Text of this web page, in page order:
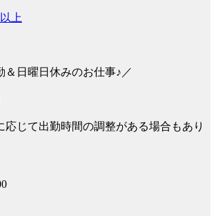
上
＆日曜日休みのお仕事♪／
じて出勤時間の調整がある場合もあり